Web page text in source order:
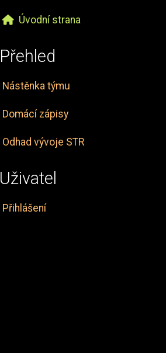
Úvodní strana
Přehled
Nástěnka týmu
Domácí zápisy
Odhad vývoje STR
Uživatel
Přihlášení